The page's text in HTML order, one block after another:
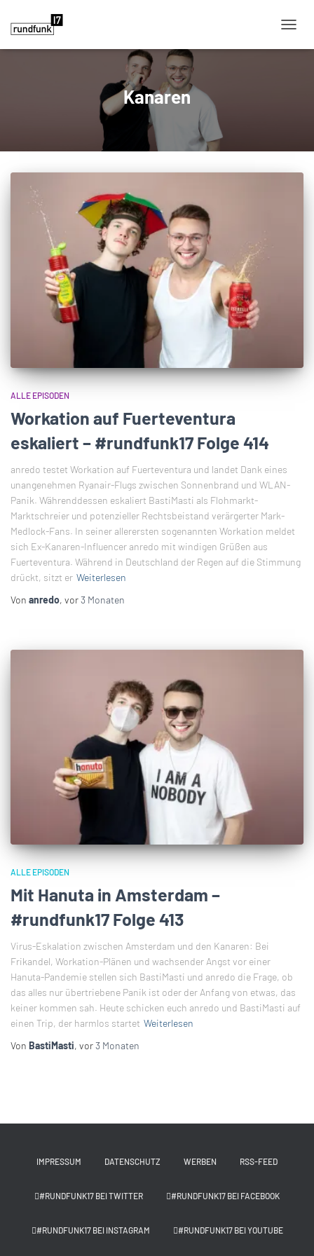
Kanaren
ALLE EPISODEN
Workation auf Fuerteventura
eskaliert – #rundfunk17 Folge 414
anredo testet Workation auf Fuerteventura und landet Dank eines
unangenehmen Ryanair-Flugs zwischen Sonnenbrand und WLAN-
Panik. Währenddessen eskaliert BastiMasti als Flohmarkt-
Marktschreier und potenzieller Rechtsbeistand verärgerter Mark-
Medlock-Fans. In seiner allerersten sogenannten Workation meldet
sich Ex-Kanaren-Influencer anredo mit windigen Grüßen aus
Fuerteventura. Während in Deutschland der Regen auf die Stimmung
drückt, sitzt er Weiterlesen
Von anredo, vor3 Monaten
ALLE EPISODEN
Mit Hanuta in Amsterdam –
#rundfunk17 Folge 413
Virus-Eskalation zwischen Amsterdam und den Kanaren: Bei
Frikandel, Workation-Plänen und wachsender Angst vor einer
Hanuta-Pandemie stellen sich BastiMasti und anredo die Frage, ob
das alles nur übertriebene Panik ist oder der Anfang von etwas, das
keiner kommen sah. Heute schicken euch anredo und BastiMasti auf
einen Trip, der harmlos startet Weiterlesen
Von BastiMasti, vor3 Monaten
IMPRESSUM DATENSCHUTZ WERBEN RSS-FEED
#RUNDFUNK17 BEI TWITTER #RUNDFUNK17 BEI FACEBOOK
#RUNDFUNK17 BEI INSTAGRAM #RUNDFUNK17 BEI YOUTUBE